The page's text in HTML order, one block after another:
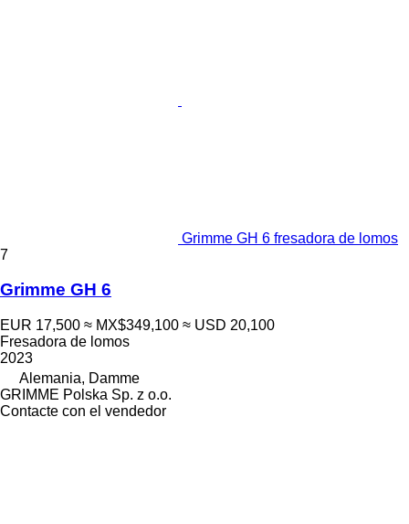
Grimme GH 6 fresadora de lomos
7
Grimme GH 6
EUR 17,500 ≈ MX$349,100 ≈ USD 20,100
Fresadora de lomos
2023
Alemania, Damme
GRIMME Polska Sp. z o.o.
Contacte con el vendedor